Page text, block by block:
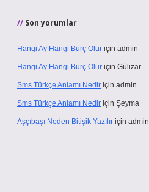
Son yorumlar
Hangi Ay Hangi Burç Olur için admin
Hangi Ay Hangi Burç Olur için Gülizar
Sms Türkçe Anlamı Nedir için admin
Sms Türkçe Anlamı Nedir için Şeyma
Aşçıbaşı Neden Bitişik Yazılır için admin